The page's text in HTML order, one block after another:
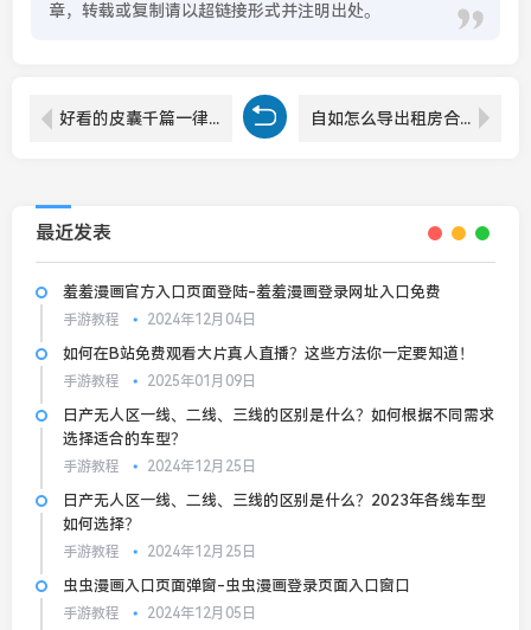
章，转载或复制请以超链接形式并注明出处。
好看的皮囊千篇一律 有趣的内心弹来弹去的囧图 自如怎么导出租房合同
最近发表
羞羞漫画官方入口页面登陆-羞羞漫画登录网址入口免费
手游教程 2024年12月04日
如何在B站免费观看大片真人直播？这些方法你一定要知道！
手游教程 2025年01月09日
日产无人区一线、二线、三线的区别是什么？如何根据不同需求
选择适合的车型？
手游教程 2024年12月25日
日产无人区一线、二线、三线的区别是什么？2023年各线车型
如何选择？
手游教程 2024年12月25日
虫虫漫画入口页面弹窗-虫虫漫画登录页面入口窗口
手游教程 2024年12月05日